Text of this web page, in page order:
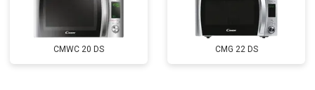
CMWC 20 DS CMG 22 DS